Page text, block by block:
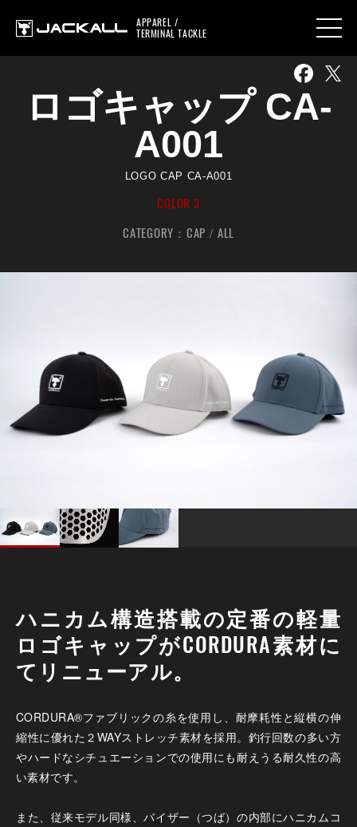
APPAREL /
TERMINAL TACKLE
ロゴキャップ CA-
A001
LOGO CAP CA-A001
COLOR 3
CATEGORY： CAP ALL
ハニカム構造搭載の定番の軽量
ロゴキャップがCORDURA素材に
てリニューアル。
CORDURA®ファブリックの糸を使用し、耐摩耗性と縦横の伸
縮性に優れた２WAYストレッチ素材を採用。釣行回数の多い方
やハードなシチュエーションでの使用にも耐えうる耐久性の高
い素材です。
また、従来モデル同様、バイザー（つば）の内部にハニカムコ